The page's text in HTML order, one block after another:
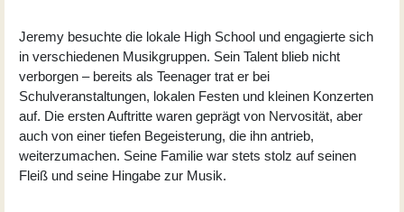
Jeremy besuchte die lokale High School und engagierte sich
in verschiedenen Musikgruppen. Sein Talent blieb nicht
verborgen – bereits als Teenager trat er bei
Schulveranstaltungen, lokalen Festen und kleinen Konzerten
auf. Die ersten Auftritte waren geprägt von Nervosität, aber
auch von einer tiefen Begeisterung, die ihn antrieb,
weiterzumachen. Seine Familie war stets stolz auf seinen
Fleiß und seine Hingabe zur Musik.